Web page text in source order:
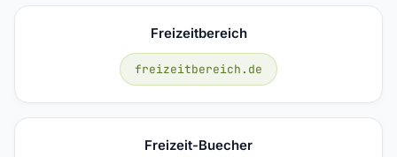
Freizeitbereich
freizeitbereich.de
Freizeit-Buecher